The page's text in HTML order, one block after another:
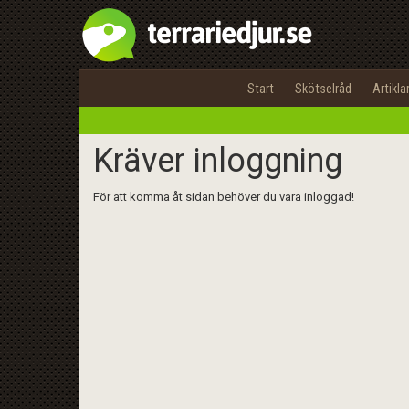
Start Skötselråd Artiklar
Kräver inloggning
För att komma åt sidan behöver du vara inloggad!